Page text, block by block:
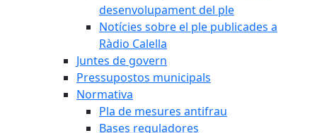
desenvolupament del ple
Notícies sobre el ple publicades a
Ràdio Calella
Juntes de govern
Pressupostos municipals
Normativa
Pla de mesures antifrau
Bases reguladores